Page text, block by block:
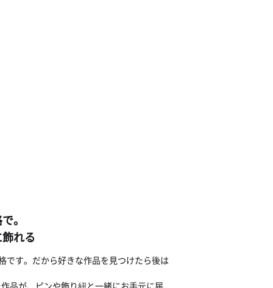
。
れる
です。だから好きな作品を見つけたら後は